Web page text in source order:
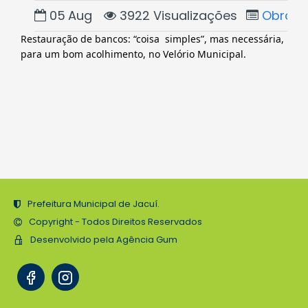
05 Aug 3922 Visualizações Obras
Restauração de bancos: “coisa  simples”, mas necessária,
para um bom acolhimento, no Velório Municipal.
Prefeitura Municipal de Jacuí.
Copyright - Todos Direitos Reservados
Desenvolvido pela Agência Gum